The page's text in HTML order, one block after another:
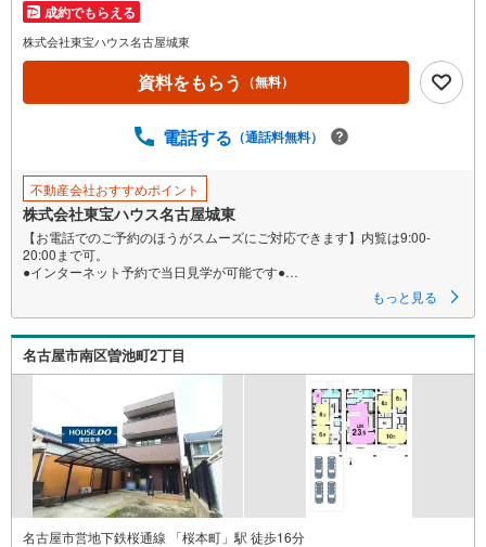
成約でもらえる
株式会社東宝ハウス名古屋城東
資料をもらう （無料）
電話する （通話料無料）
不動産会社おすすめポイント
株式会社東宝ハウス名古屋城東
【お電話でのご予約のほうがスムーズにご対応できます】内覧は9:00-
20:00まで可。
●インターネット予約で当日見学が可能です●
「ご要望・ご質問欄」に希望日時をご記入ください！
《東宝ハウス名古屋城東のこだわり》
スタッフ一同、すべてのお客様に対して、自分の家族や仲の良い友人に対
するときと同じ気持ちで接客させていただいています。お客様ひとりひと
りが理想の住宅と出会い、住宅ローンやその他のサービスの内容にもご満
足いただき、ご納得されるまで、お付き合いをさせていただきます。私た
ちが携わる不動産ビジネスでは安全で安心な取引を実現することはプロと
しての使命です。営業スタッフを管理職が常にサポートする体制で、ダブ
ルチェックはもちろん何度も報告と確認を繰り返し、取引の安全性を追求
しています。ご覧いただきありがとうございます！
もっと見る
名古屋市南区曽池町2丁目
名古屋市営地下鉄桜通線 「桜本町」駅 徒歩16分